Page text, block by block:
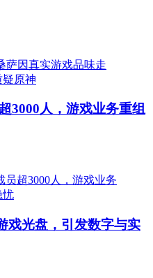
3000人，游戏业务重组
戏光盘，引发数字与实